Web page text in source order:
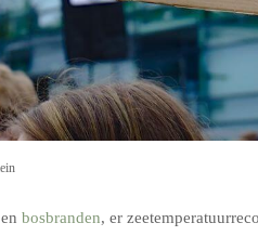
en bosbranden, er